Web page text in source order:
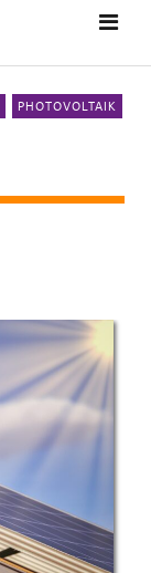
PHOTOVOLTAIK